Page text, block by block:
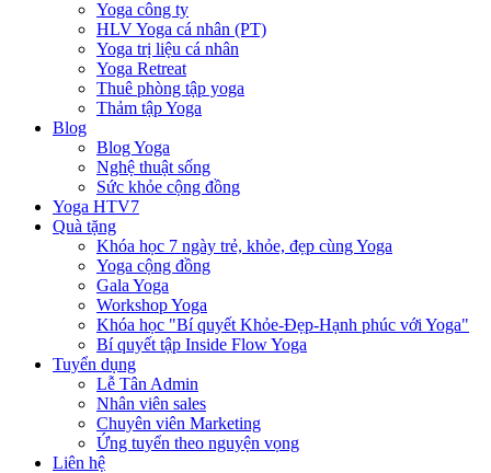
Yoga công ty
HLV Yoga cá nhân (PT)
Yoga trị liệu cá nhân
Yoga Retreat
Thuê phòng tập yoga
Thảm tập Yoga
Blog
Blog Yoga
Nghệ thuật sống
Sức khỏe cộng đồng
Yoga HTV7
Quà tặng
Khóa học 7 ngày trẻ, khỏe, đẹp cùng Yoga
Yoga cộng đồng
Gala Yoga
Workshop Yoga
Khóa học "Bí quyết Khỏe-Đẹp-Hạnh phúc với Yoga"
Bí quyết tập Inside Flow Yoga
Tuyển dụng
Lễ Tân Admin
Nhân viên sales
Chuyên viên Marketing
Ứng tuyển theo nguyện vọng
Liên hệ